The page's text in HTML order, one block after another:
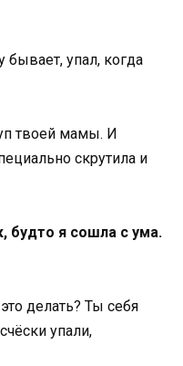
бывает, упал, когда
твоей мамы. И
скрутила и
будто я сошла с ума.
делать? Ты себя
упали,